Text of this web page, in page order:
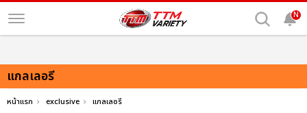
N
แกลเลอรี
หน้าแรก exclusive แกลเลอรี